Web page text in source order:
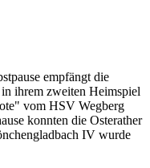
empfängt die
ihrem zweiten Heimspiel
vom HSV Wegberg
konnten die Osterather
IV wurde